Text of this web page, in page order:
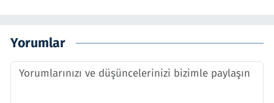
Yorumlar